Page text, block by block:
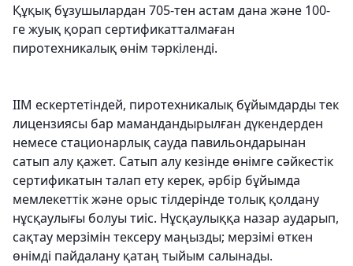
Құқық бұзушылардан 705-тен астам дана және 100-
ге жуық қорап сертификатталмаған
пиротехникалық өнім тәркіленді.
ІІМ ескертетіндей, пиротехникалық бұйымдарды тек
лицензиясы бар мамандандырылған дүкендерден
немесе стационарлық сауда павильондарынан
сатып алу қажет. Сатып алу кезінде өнімге сәйкестік
сертификатын талап ету керек, әрбір бұйымда
мемлекеттік және орыс тілдерінде толық қолдану
нұсқаулығы болуы тиіс. Нұсқаулыққа назар аударып,
сақтау мерзімін тексеру маңызды; мерзімі өткен
өнімді пайдалану қатаң тыйым салынады.